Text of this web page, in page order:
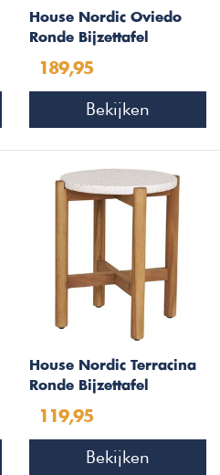
House Nordic Oviedo
Ronde Bijzettafel
189,95
Bekijken
House Nordic Terracina
Ronde Bijzettafel
119,95
Bekijken